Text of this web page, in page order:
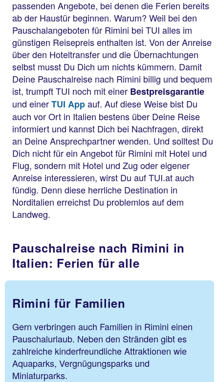
passenden Angebote, bei denen die Ferien bereits
ab der Haustür beginnen. Warum? Weil bei den
Pauschalangeboten für Rimini bei TUI alles im
günstigen Reisepreis enthalten ist. Von der Anreise
über den Hoteltransfer und die Übernachtungen
selbst musst Du Dich um nichts kümmern. Damit
Deine Pauschalreise nach Rimini billig und bequem
ist, trumpft TUI noch mit einer Bestpreisgarantie
und einerTUI Appauf. Auf diese Weise bist Du
auch vor Ort in Italien bestens über Deine Reise
informiert und kannst Dich bei Nachfragen, direkt
an Deine Ansprechpartner wenden. Und solltest Du
Dich nicht für ein Angebot für Rimini mit Hotel und
Flug, sondern mit Hotel und Zug oder eigener
Anreise interessieren, wirst Du auf TUI.at auch
fündig. Denn diese herrliche Destination in
Norditalien erreichst Du problemlos auf dem
Landweg.
Pauschalreise nach Rimini in
Italien: Ferien für alle
Rimini für Familien
Gern verbringen auch Familien in Rimini einen
Pauschalurlaub. Neben den Stränden gibt es
zahlreiche kinderfreundliche Attraktionen wie
Aquaparks, Vergnügungsparks und
Miniaturparks.